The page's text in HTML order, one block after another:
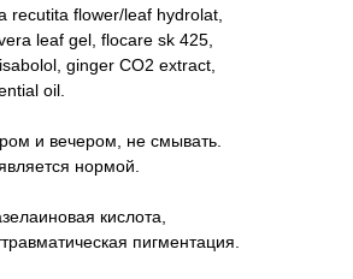
recutita flower/leaf hydrolat,
leaf gel, flocare sk 425,
ginger CO2 extract,
oil.
и вечером, не смывать.
нормой.
кислота,
пигментация.